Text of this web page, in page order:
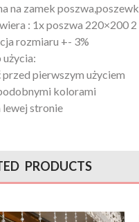
na zamek
: 1x poszwa 220×200
rozmiaru +- 3%
pierwszym użyciem
kolorami
lewej stronie
PRODUCTS